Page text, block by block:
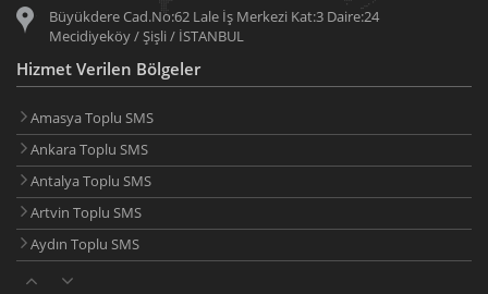
Büyükdere Cad.No:62 Lale İş Merkezi Kat:3 Daire:24
Mecidiyeköy / Şişli / İSTANBUL
Hizmet Verilen Bölgeler
Amasya Toplu SMS
Ankara Toplu SMS
Antalya Toplu SMS
Artvin Toplu SMS
Aydın Toplu SMS
Balıkesir Toplu SMS